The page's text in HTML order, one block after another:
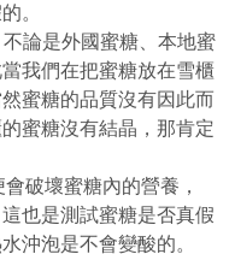
。
論是外國蜜糖、本地蜜
我們在把蜜糖放在雪櫃
蜜糖的品質沒有因此而
蜜糖沒有結晶，那肯定
破壞蜜糖內的營養，
也是測試蜜糖是否真假
沖泡是不會變酸的。